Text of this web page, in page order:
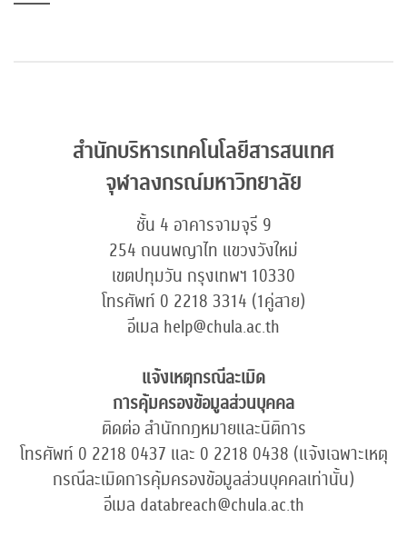
สำนักบริหารเทคโนโลยีสารสนเทศ
จุฬาลงกรณ์มหาวิทยาลัย
ชั้น 4 อาคารจามจุรี 9
254 ถนนพญาไท แขวงวังใหม่
เขตปทุมวัน กรุงเทพฯ 10330
โทรศัพท์ 0 2218 3314 (1คู่สาย)
อีเมล help@chula.ac.th
แจ้งเหตุกรณีละเมิด
การคุ้มครองข้อมูลส่วนบุคคล
ติดต่อ สำนักกฎหมายและนิติการ
โทรศัพท์ 0 2218 0437 และ 0 2218 0438 (แจ้งเฉพาะเหตุ
กรณีละเมิดการคุ้มครองข้อมูลส่วนบุคคลเท่านั้น)
อีเมล databreach@chula.ac.th